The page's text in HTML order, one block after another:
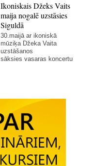
Ikoniskais Džeks Vaits
maija nogalē uzstāsies
Siguldā
30.maijā ar ikoniskā
mūziķa Džeka Vaita
uzstāšanos
sāksies vasaras koncertu